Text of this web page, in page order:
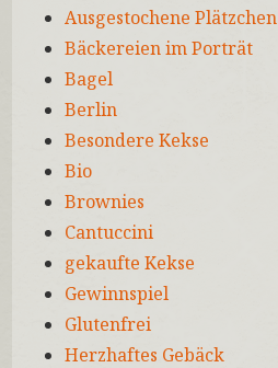
Ausgestochene Plätzchen
Bäckereien im Porträt
Bagel
Berlin
Besondere Kekse
Bio
Brownies
Cantuccini
gekaufte Kekse
Gewinnspiel
Glutenfrei
Herzhaftes Gebäck